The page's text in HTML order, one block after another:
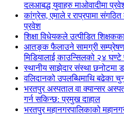
दलआबद्ध युवाहरु माओवादीमा
कांग्रेस, एमाले र राप्रपामा संगठित
प्रवेश
शिक्षा विधेयकले उत्पीडित
आतङ्क फैलाउने सामग्री
मिडियालाई काउन्सिलको २४ घण्टे
स्थानीय साझेदार संस्था छनोटमा
वलिदानको उपलब्धिमाथि बढेका
भरतपुर अस्पताल वा क्यान्सर
गर्न सकिन्छ: प्रमुख दाहाल
भरतपुर महानगरपालिकाको